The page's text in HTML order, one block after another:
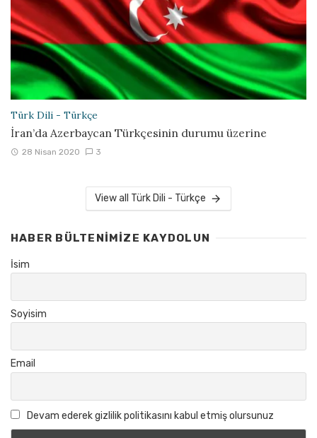
Türk Dili - Türkçe
İran’da Azerbaycan Türkçesinin durumu üzerine
28 Nisan 2020 3
View all Türk Dili - Türkçe
HABER BÜLTENIMIZE KAYDOLUN
İsim
Soyisim
Email
Devam ederek gizlilik politikasını kabul etmiş olursunuz